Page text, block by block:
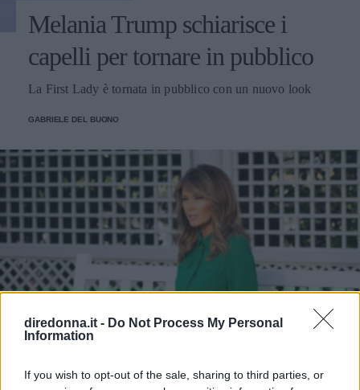
diredonna.it - Do Not Process My Personal
Information
If you wish to opt-out of the sale, sharing to third parties, or
Melania Trump schiarisce i
capelli per tornare in pubblico
La First Lady è tornata in pubblico con un nuovo look
GABRIELE DEL BUONO